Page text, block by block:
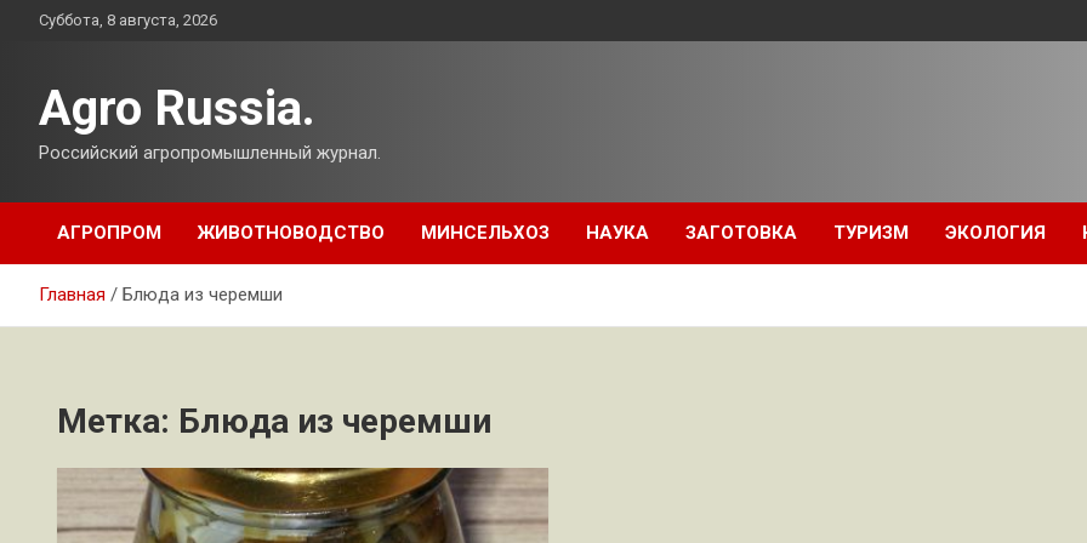
ПерейтиСуббота, 8 августа, 2026
Agro Russia.
Российский агропромышленный журнал.
АГРОПРОМ ЖИВОТНОВОДСТВО МИНСЕЛЬХОЗ НАУКА ЗАГОТОВКА ТУРИЗМ ЭКОЛОГИЯ
Главная Блюда из черемши
Метка: Блюда из черемши